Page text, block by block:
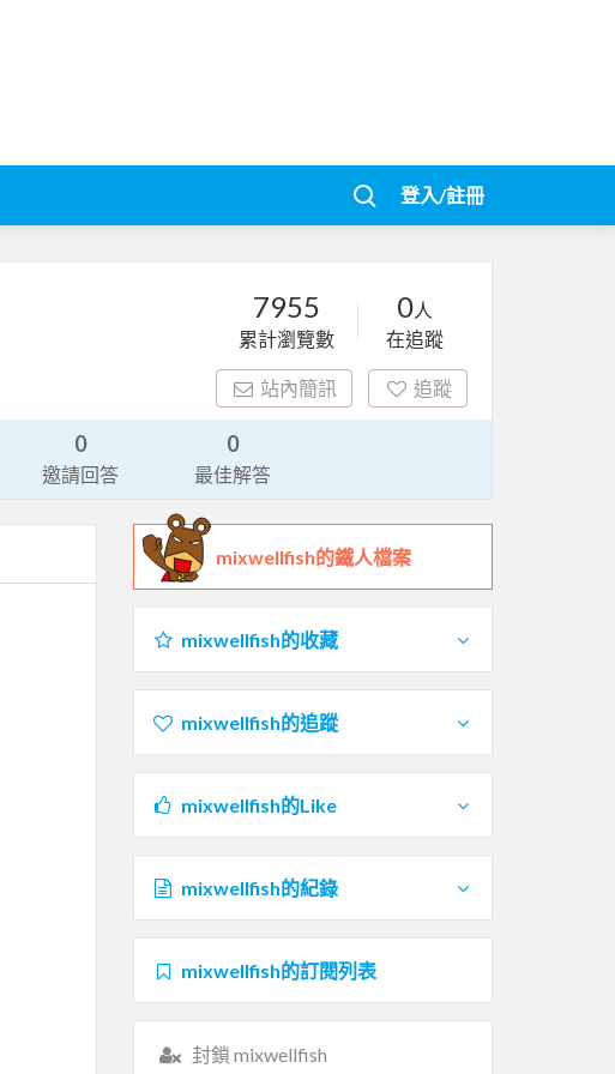
登入/註冊
7955
累計瀏覽數
0人
在追蹤
站內簡訊 追蹤
0
邀請回答
0
最佳解答
mixwellfish的鐵人檔案
mixwellfish的收藏
mixwellfish的追蹤
mixwellfish的Like
mixwellfish的紀錄
mixwellfish的訂閱列表
封鎖 mixwellfish